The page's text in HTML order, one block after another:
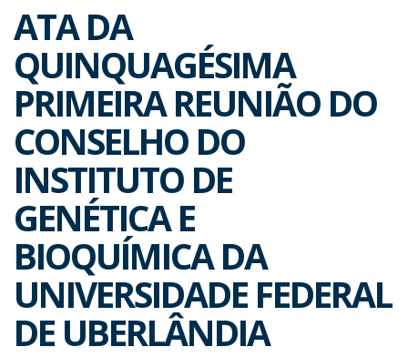
ATA DA
QUINQUAGÉSIMA
PRIMEIRA REUNIÃO DO
CONSELHO DO
INSTITUTO DE
GENÉTICA E
BIOQUÍMICA DA
UNIVERSIDADE FEDERAL
DE UBERLÂNDIA